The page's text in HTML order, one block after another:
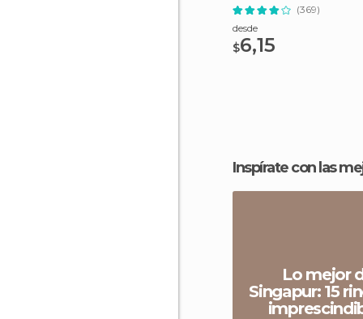
(369)
desde
$6,15
Inspírate con las
Lo mejor
Singapur: 15